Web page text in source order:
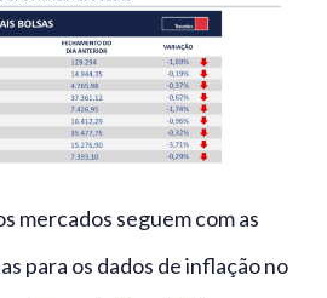
mercados seguem com as
para os dados de inflação no